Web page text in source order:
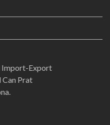
Import-Export
Can Prat